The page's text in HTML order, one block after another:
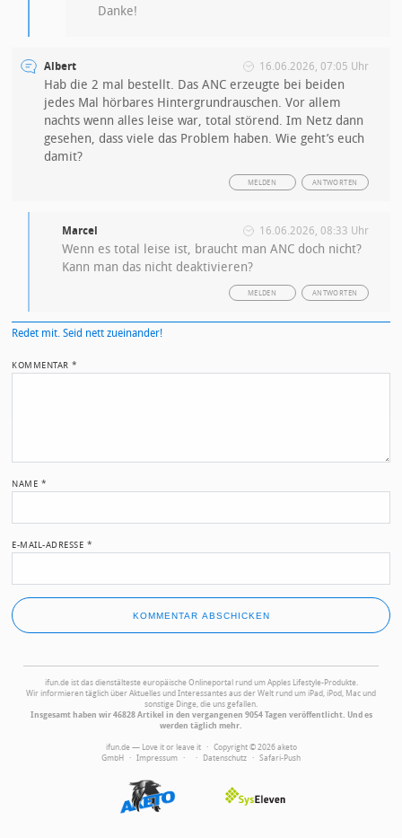
Danke!
Albert 16.06.2026, 07:05 Uhr
Hab die 2 mal bestellt. Das ANC erzeugte bei beiden
jedes Mal hörbares Hintergrundrauschen. Vor allem
nachts wenn alles leise war, total störend. Im Netz dann
gesehen, dass viele das Problem haben. Wie geht’s euch
damit?
ANTWORTEN
MELDEN
Marcel 16.06.2026, 08:33 Uhr
Wenn es total leise ist, braucht man ANC doch nicht?
Kann man das nicht deaktivieren?
ANTWORTEN
MELDEN
Redet mit. Seid nett zueinander!
KOMMENTAR*
NAME *
E-MAIL-ADRESSE *
ifun.de ist das dienstälteste europäische Onlineportal rund um Apples Lifestyle-Produkte.
Wir informieren täglich über Aktuelles und Interessantes aus der Welt rund um iPad, iPod, Mac und
sonstige Dinge, die uns gefallen.
Insgesamt haben wir 46828 Artikel in den vergangenen 9054 Tagen veröffentlicht. Und es
werden täglich mehr.
ifun.de — Love it or leave it · Copyright © 2026 aketo
GmbH · Impressum · · Datenschutz · Safari-Push